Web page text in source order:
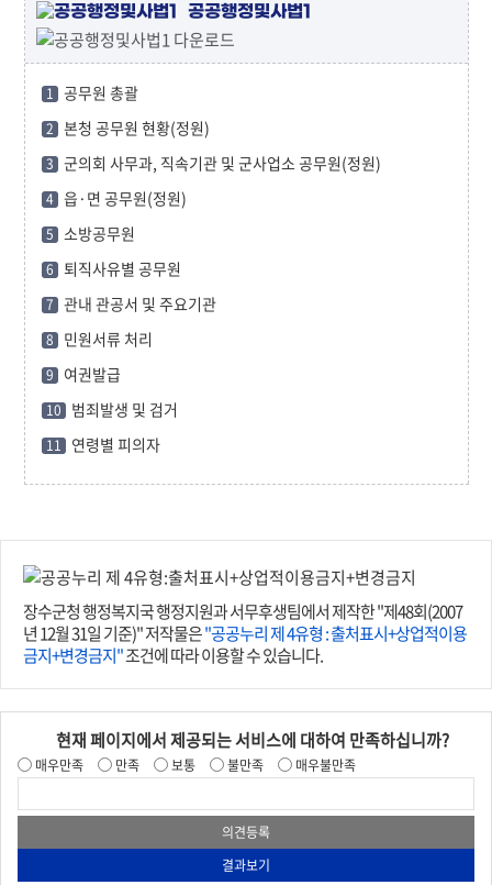
공공행정및사법1
1 공무원 총괄
2 본청 공무원 현황(정원)
3 군의회 사무과, 직속기관 및 군사업소 공무원(정원)
4 읍·면 공무원(정원)
5 소방공무원
6 퇴직사유별 공무원
7 관내 관공서 및 주요기관
8 민원서류 처리
9 여권발급
10 범죄발생 및 검거
11 연령별 피의자
장수군청 행정복지국 행정지원과 서무후생팀에서 제작한 "제48회(2007
년 12월 31일 기준)" 저작물은"공공누리 제 4유형 : 출처표시+상업적이용
금지+변경금지"조건에 따라 이용할 수 있습니다.
현재 페이지에서 제공되는 서비스에 대하여 만족하십니까?
매우만족 만족 보통 불만족 매우불만족